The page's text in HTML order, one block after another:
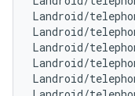
Landroid/
Landroid/
Landroid/
Landroid/
Landroid/